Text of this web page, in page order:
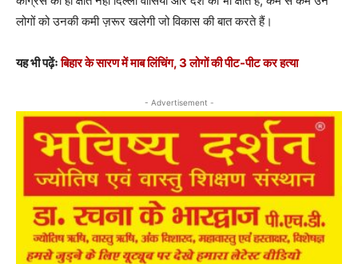
लोगों को उनकी कमी ज़रूर खलेगी जो विकास की बात करते हैं।
यह भी पढ़ेंःबिहार के सारण में माब लिंचिंग, 3 लोगों की पीट-पीट कर हत्या
- Advertisement -